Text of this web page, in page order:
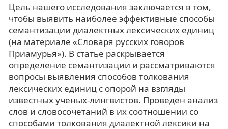
Цель нашего исследования заключается в том,
чтобы выявить наиболее эффективные способы
семантизации диалектных лексических единиц
(на материале «Словаря русских говоров
Приамурья»). В статье раскрывается
определение семантизации и рассматриваются
вопросы выявления способов толкования
лексических единиц с опорой на взгляды
известных ученых-лингвистов. Проведен анализ
слов и словосочетаний в их соотношении со
способами толкования диалектной лексики на